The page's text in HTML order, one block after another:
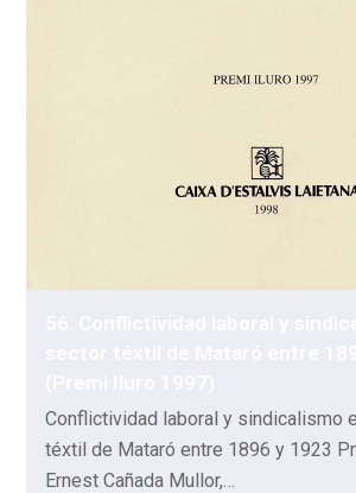
Conflictividad laboral y sindicalismo
téxtil de Mataró entre 1896 y 1923
Ernest Cañada Mullor,…